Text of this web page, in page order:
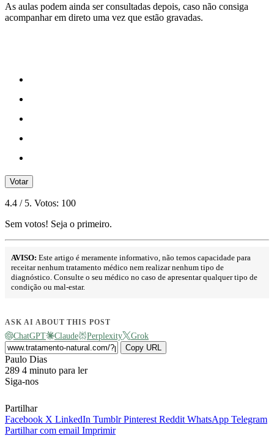
As aulas podem ainda ser consultadas depois, caso não consiga
acompanhar em direto uma vez que estão gravadas.
Votar
4.4 / 5. Votos: 100
Sem votos! Seja o primeiro.
AVISO: Este artigo é meramente informativo, não temos capacidade para
receitar nenhum tratamento médico nem realizar nenhum tipo de
diagnóstico. Consulte o seu médico no caso de apresentar qualquer tipo de
condição ou mal-estar.
ASK AI ABOUT THIS POST
ChatGPT Claude Perplexity Grok
Copy URL
Paulo DiasSend
an
289 4 minuto para ler
Siga-nos
Partilhar
Facebook X LinkedIn Tumblr Pinterest Reddit WhatsApp Telegram
Partilhar com email Imprimir